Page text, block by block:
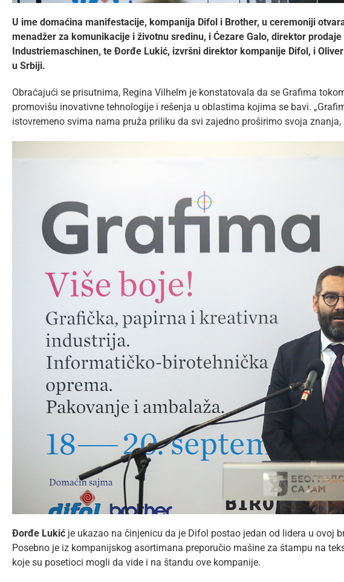
U ime domaćina manifestacije, kompanija Difol i Brother, u ceremoniji
menadžer za komunikacije i životnu sredinu, i Ćezare Galo, direktor
Industriemaschinen, te Đorđe Lukić, izvršni direktor kompanije Difol, i
u Srbiji.
Obraćajući se prisutnima, Regina Vilhelm je konstatovala da se Grafima
promovišu inovativne tehnologije i rešenja u oblastima kojima se bavi.
istovremeno svima nama pruža priliku da svi zajedno proširimo svoja
Đorđe Lukić je ukazao na činjenicu da je Difol postao jedan od lidera u ovoj
Posebno je iz kompanijskog asortimana preporučio mašine za štampu na
koje su posetioci mogli da vide i na štandu ove kompanije.